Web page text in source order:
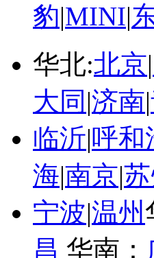
豹|MINI|
华北:北京|
大同 |济南|
临沂|呼和
海|南京|苏
宁波|温州
昌 华南：